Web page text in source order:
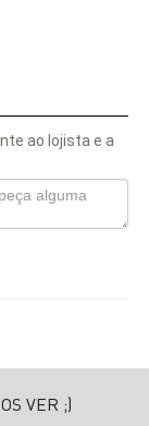
ao lojista e a
VER ;)